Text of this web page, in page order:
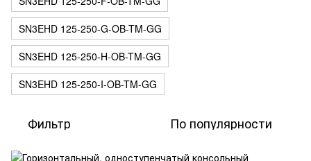
SN3EHD 125-250-G-OB-TM-GG
SN3EHD 125-250-H-OB-TM-GG
SN3EHD 125-250-I-OB-TM-GG
Фильтр По популярности